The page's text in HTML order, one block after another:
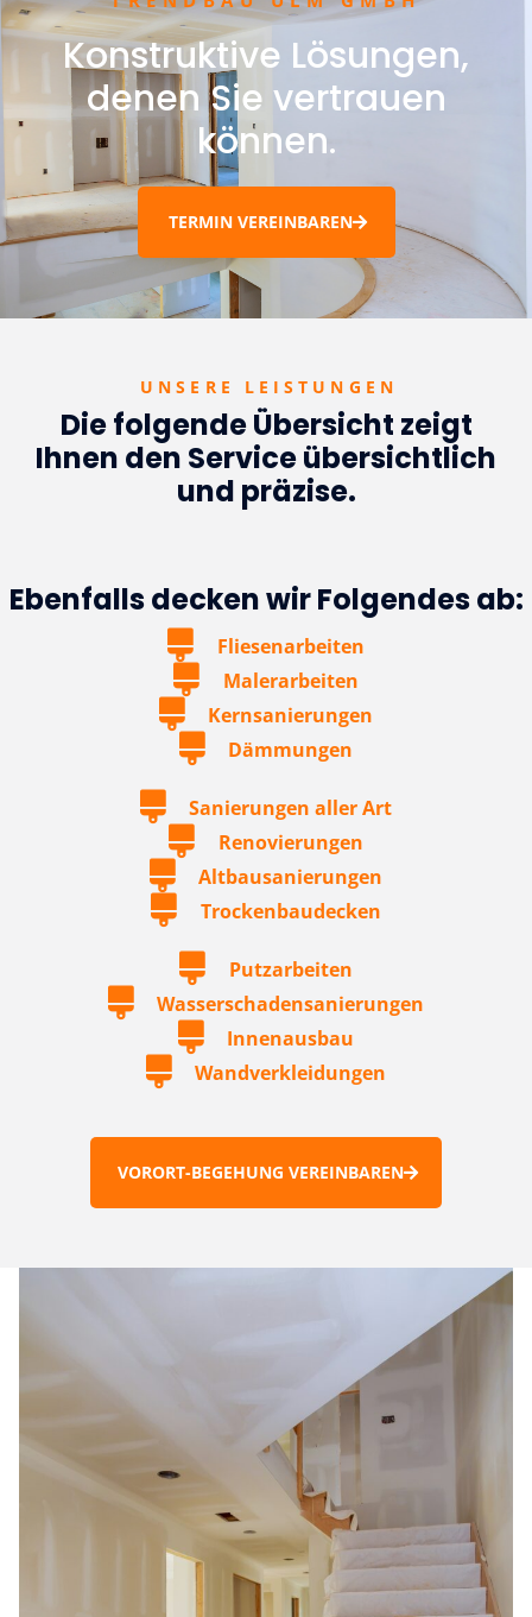
Konstruktive Lösungen,
denen Sie vertrauen
können.
TERMIN VEREINBAREN
UNSERE LEISTUNGEN
Die folgende Übersicht zeigt
Ihnen den Service übersichtlich
und präzise.
Ebenfalls decken wir Folgendes ab:
Fliesenarbeiten
Malerarbeiten
Kernsanierungen
Dämmungen
Sanierungen aller Art
Renovierungen
Altbausanierungen
Trockenbaudecken
Putzarbeiten
Wasserschadensanierungen
Innenausbau
Wandverkleidungen
VORORT-BEGEHUNG VEREINBAREN